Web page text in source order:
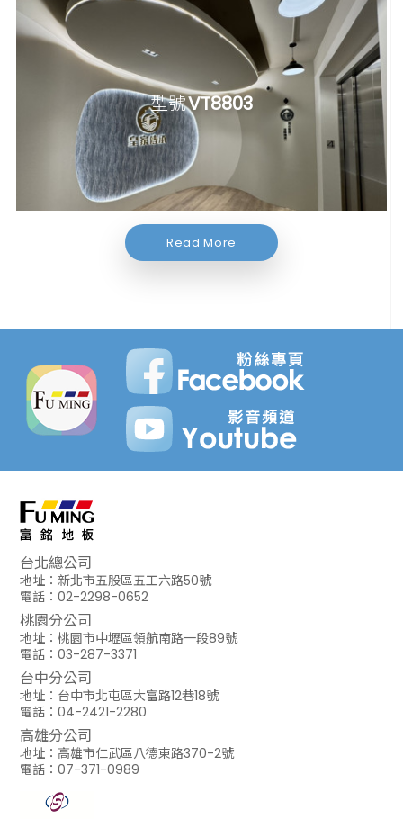
型號VT8803
Read More
台北總公司
地址：新北市五股區五工六路50號
電話：02-2298-0652
桃園分公司
地址：桃園市中壢區領航南路一段89號
電話：03-287-3371
台中分公司
地址：台中市北屯區大富路12巷18號
電話：04-2421-2280
高雄分公司
地址：高雄市仁武區八德東路370-2號
電話：07-371-0989